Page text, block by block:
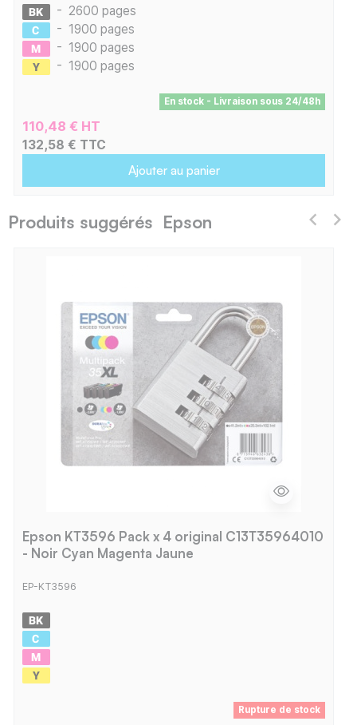
- 2600 pages
- 1900 pages
- 1900 pages
- 1900 pages
En stock - Livraison sous 24/48h
110,48 € HT
132,58 € TTC
Ajouter au panier
Produits suggérés Epson
Epson KT3596 Pack x 4 original C13T35964010
- Noir Cyan Magenta Jaune
EP-KT3596
Rupture de stock